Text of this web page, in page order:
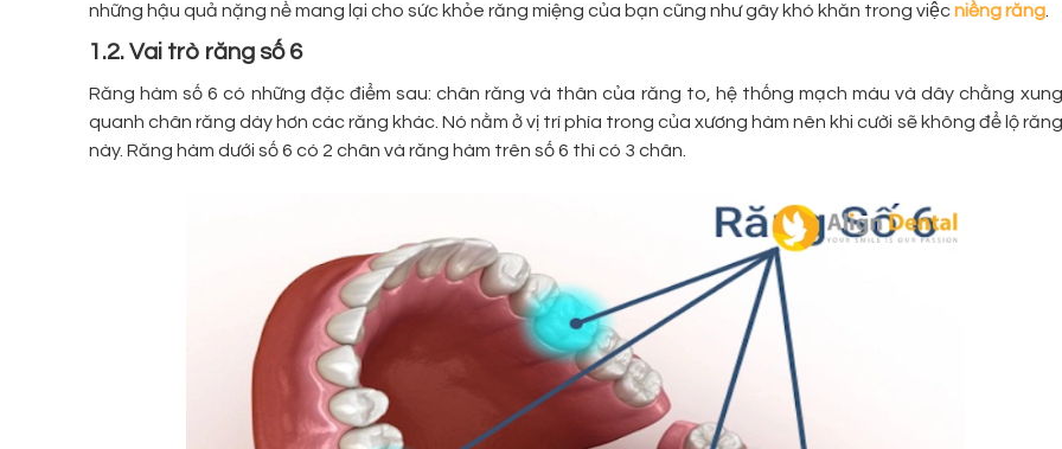
những hậu quả nặng nề mang lại cho sức khỏe răng miệng của bạn cũng như gây khó khăn trong việcniềng răng
1.2. Vai trò răng số 6
Răng hàm số 6 có những đặc điểm sau: chân răng và thân của răng to, hệ thống mạch máu và dây chằng xung
quanh chân răng dày hơn các răng khác. Nó nằm ở vị trí phía trong của xương hàm nên khi cười sẽ không để lộ răng
này. Răng hàm dưới số 6 có 2 chân và răng hàm trên số 6 thì có 3 chân.